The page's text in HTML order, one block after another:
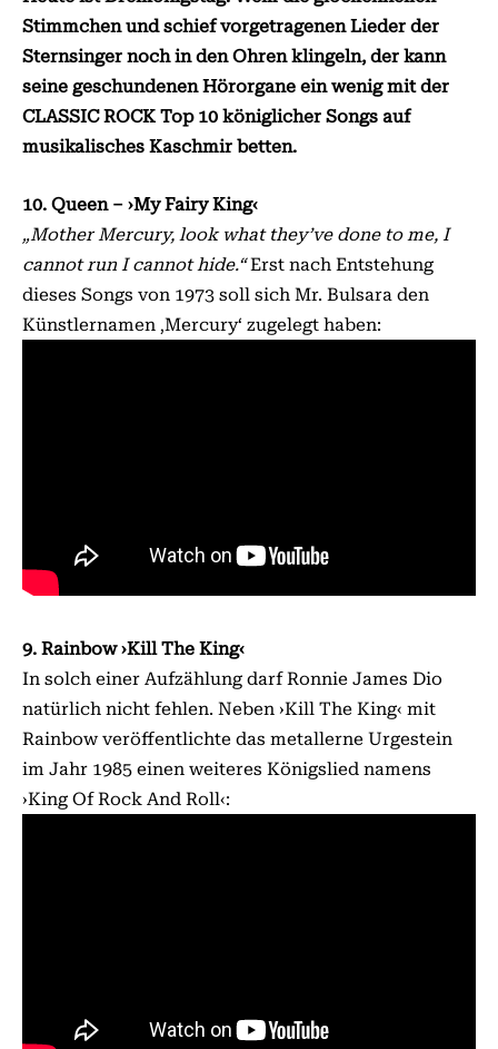
Stimmchen und schief vorgetragenen Lieder der
Sternsinger noch in den Ohren klingeln, der kann
seine geschundenen Hörorgane ein wenig mit der
CLASSIC ROCK Top 10 königlicher Songs auf
musikalisches Kaschmir betten.
10. Queen – ›My Fairy King‹
„Mother Mercury, look what they’ve done to me, I
cannot run I cannot hide.“Erst nach Entstehung
dieses Songs von 1973 soll sich Mr. Bulsara den
Künstlernamen ‚Mercury‘ zugelegt haben:
9. Rainbow ›Kill The King‹
In solch einer Aufzählung darf Ronnie James Dio
natürlich nicht fehlen. Neben ›Kill The King‹ mit
Rainbow veröffentlichte das metallerne Urgestein
im Jahr 1985 einen weiteres Königslied namens
›King Of Rock And Roll‹: